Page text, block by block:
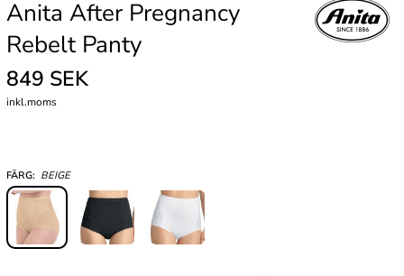
Anita After Pregnancy
Rebelt Panty
849 SEK
inkl.moms
FÄRG: BEIGE